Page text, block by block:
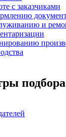
с заказчиками
и